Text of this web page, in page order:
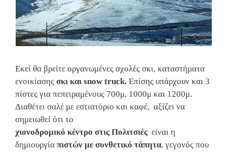
Εκεί θα βρείτε οργανωμένες σχολές σκι, καταστήματα
ενοικίασης σκι και snow truck. Επίσης υπάρχουν και 3
πίστες για πεπειραμένους 700μ, 1000μ και 1200μ.
Διαθέτει σαλέ με εστιατόριο και καφέ, αξίζει να
σημειωθεί ότι το
χιονοδρομικό κέντρο στις Πολιτσιέςείναι η
δημιουργία πιστών με συνθετικό τάπητα, γεγονός που